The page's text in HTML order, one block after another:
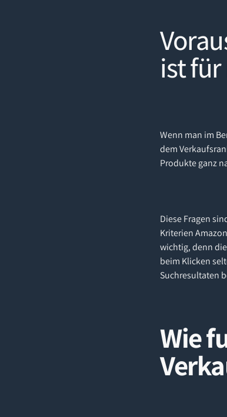
ist
Wenn man im
dem
Produkte ganz
Diese Fragen
Kriterien
wichtig, denn
beim Klicken
Suchresultaten
Wie